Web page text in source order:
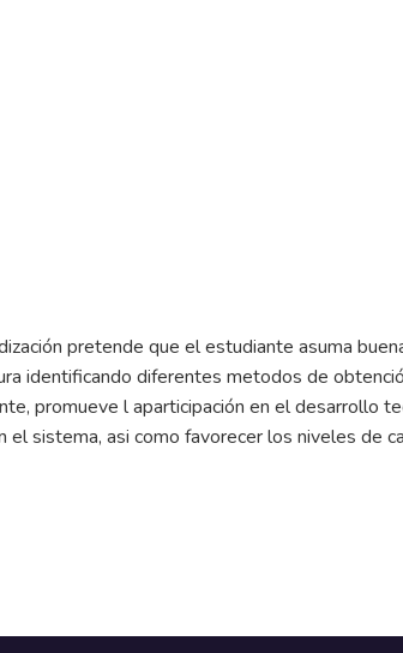
pretende que el estudiante asuma
identificando diferentes metodos de
promueve l aparticipación en el desarrollo
el sistema, asi como favorecer los niveles de